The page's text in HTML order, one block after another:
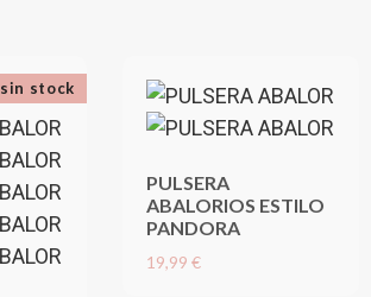
sin stock
PULSERA
ABALORIOS ESTILO
PANDORA
19,99 €